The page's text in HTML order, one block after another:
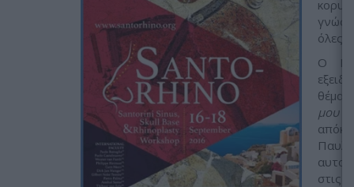
όλες
Ο Dr.
θέμα
μου
στις